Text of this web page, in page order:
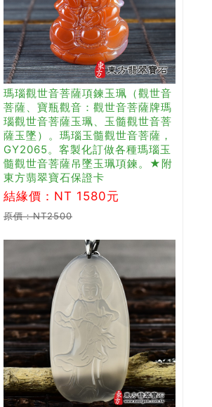
瑪瑙觀世音菩薩項鍊玉珮（觀世音
菩薩、寶瓶觀音：觀世音菩薩牌瑪
瑙觀世音菩薩玉珮、玉髓觀世音菩
薩玉墜）。瑪瑙玉髓觀世音菩薩，
GY2065。客製化訂做各種瑪瑙玉
髓觀世音菩薩吊墜玉珮項鍊。★附
東方翡翠寶石保證卡
結緣價：NT 1580元
原價：NT2500